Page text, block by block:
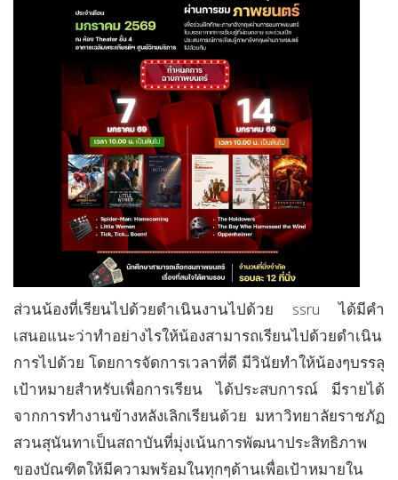
ส่วนน้องที่เรียนไปด้วยดำเนินงานไปด้วย ssru ได้มีคำ
เสนอแนะว่าทำอย่างไรให้น้องสามารถเรียนไปด้วยดำเนิน
การไปด้วย โดยการจัดการเวลาที่ดี มีวินัยทำให้น้องๆบรรลุ
เป้าหมายสำหรับเพื่อการเรียน ได้ประสบการณ์ มีรายได้
จากการทำงานข้างหลังเลิกเรียนด้วย มหาวิทยาลัยราชภัฏ
สวนสุนันทาเป็นสถาบันที่มุ่งเน้นการพัฒนาประสิทธิภาพ
ของบัณฑิตให้มีความพร้อมในทุกๆด้านเพื่อเป้าหมายใน